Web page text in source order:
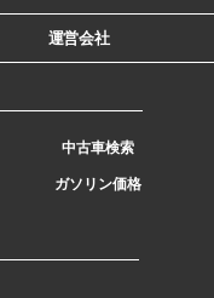
運営会社
中古車検索
ガソリン価格